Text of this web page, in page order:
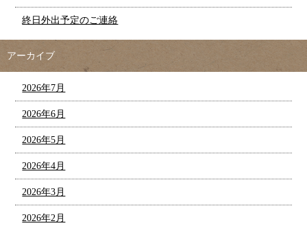
終日外出予定のご連絡
アーカイブ
2026年7月
2026年6月
2026年5月
2026年4月
2026年3月
2026年2月